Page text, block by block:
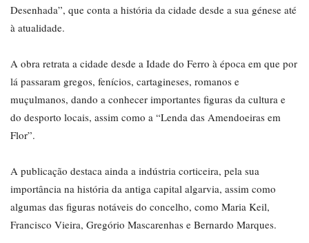
Desenhada”, que conta a história da cidade desde a sua génese até
à atualidade.
A obra retrata a cidade desde a Idade do Ferro à época em que por
lá passaram gregos, fenícios, cartagineses, romanos e
muçulmanos, dando a conhecer importantes figuras da cultura e
do desporto locais, assim como a “Lenda das Amendoeiras em
Flor”.
A publicação destaca ainda a indústria corticeira, pela sua
importância na história da antiga capital algarvia, assim como
algumas das figuras notáveis do concelho, como Maria Keil,
Francisco Vieira, Gregório Mascarenhas e Bernardo Marques.